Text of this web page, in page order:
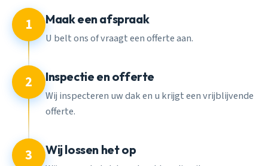
1 Maak een afspraak
U belt ons of vraagt een offerte aan.
2 Inspectie en offerte
Wij inspecteren uw dak en u krijgt een vrijblijvende
offerte.
3 Wij lossen het op